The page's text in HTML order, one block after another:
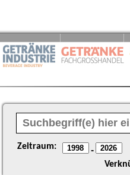
Zeitraum: -